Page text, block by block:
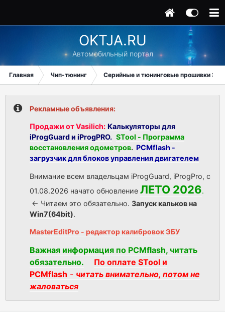
OKTJA.RU
Автомобильный портал
Главная Чип-тюнинг Серийные и тюнинговые прошивки ЭБУ
Рекламные объявления:
Продажи от Vasilich: Калькуляторы для
iProgGuard и iProgPRO. STool - Программа
восстановления одометров. PCMflash -
загрузчик для блоков управления двигателем
Внимание всем владельцам iProgGuard, iProgPro, с
01.08.2026 начато обновление ЛЕТО 2026.
<- Читаем это обязательно. Запуск кальков на
Win7(64bit).
MasterEditPro - редактор калибровок ЭБУ
Важная информация по PCMflash, читать
обязательно.
По оплате STool и
PCMflash - читать внимательно, потом не
жаловаться